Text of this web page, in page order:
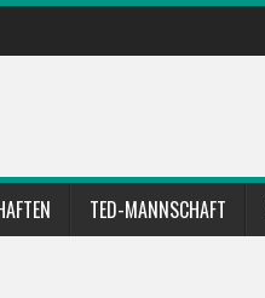
TED-MANNSCHAFT